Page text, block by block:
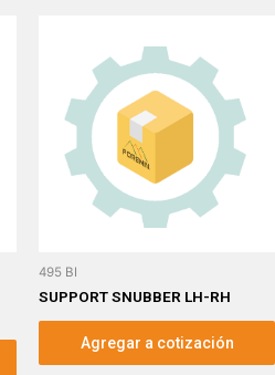
495 BI
SUPPORT SNUBBER LH-RH
Agregar a cotización